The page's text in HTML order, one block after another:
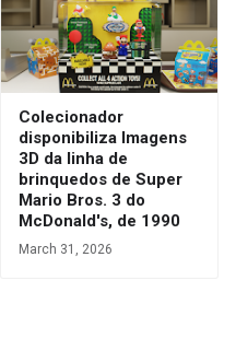
Colecionador
disponibiliza Imagens
3D da linha de
brinquedos de Super
Mario Bros. 3 do
McDonald's, de 1990
March 31, 2026